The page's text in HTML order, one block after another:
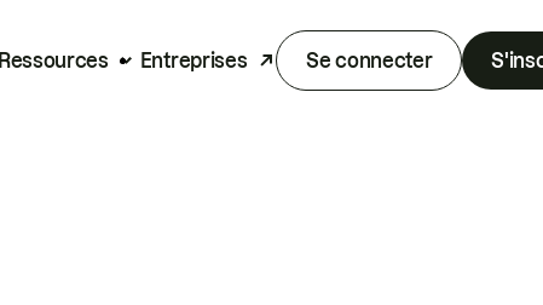
Ressources Entreprises Se connecter